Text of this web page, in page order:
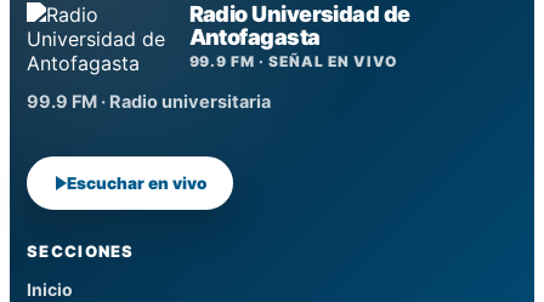
Radio Universidad de
Antofagasta
99.9 FM · SEÑAL EN VIVO
99.9 FM · Radio universitaria
Escuchar en vivo
SECCIONES
Inicio